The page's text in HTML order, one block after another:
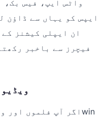
واٹس ایپ، فیس بک،
ایپس کو یہاں سے ڈاؤن
ان ایپلی کیشنز
فیچرز سے باخبر
2.